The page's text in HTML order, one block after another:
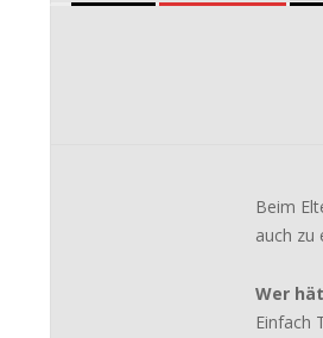
Menu
Beim
auch zu
Wer
Einfach